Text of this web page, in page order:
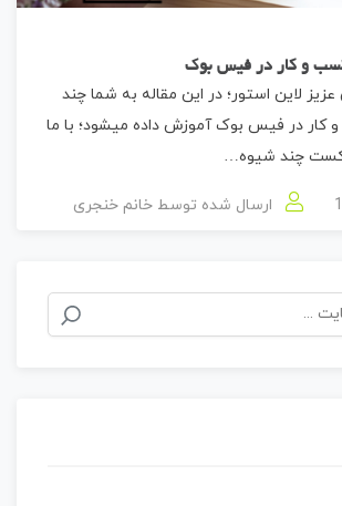
و کار در فیس بوک
لاین استور؛ در این مقاله به شما چند
کار در فیس بوک آموزش داده میشود؛ با ما
چند شیوه…
ارسال شده توسط خانم خنجری